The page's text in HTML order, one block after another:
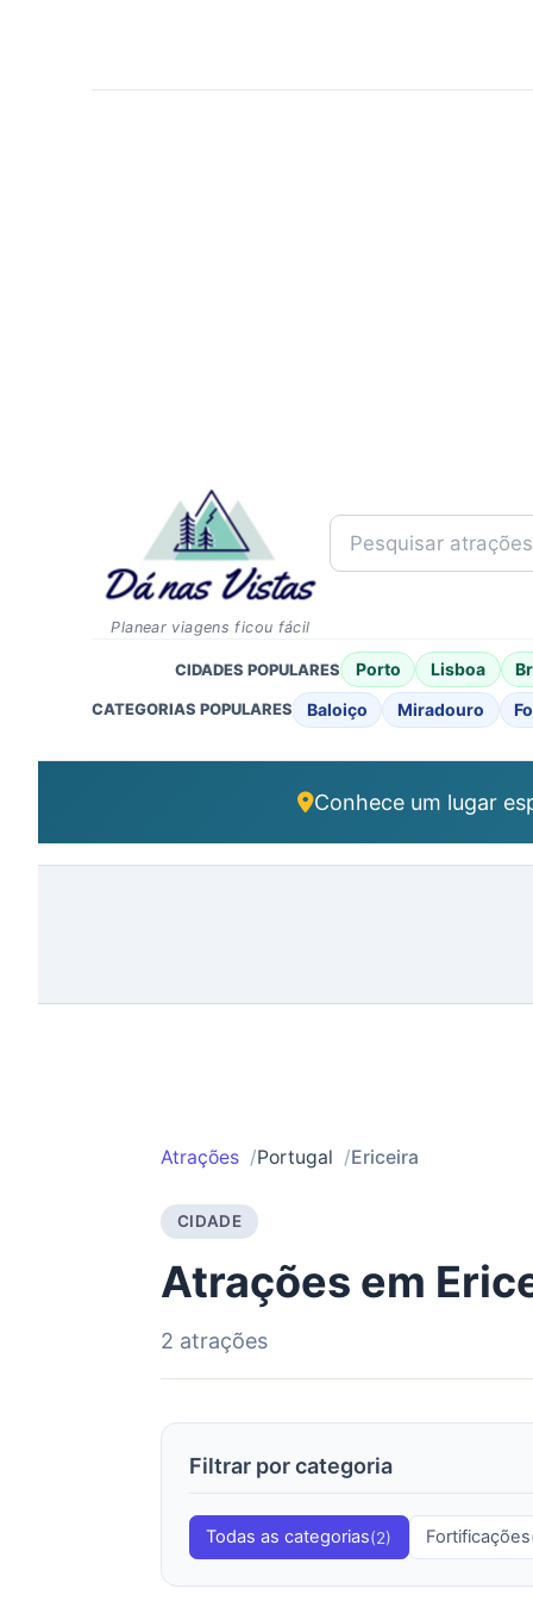
Planear viagens ficou fácil
Pesquisar
CIDADES POPULARES Porto Lisboa
CATEGORIAS POPULARES Baloiço Miradouro
Conhece um lugar
Atrações Portugal Ericeira
CIDADE
Atrações em
2 atrações
Filtrar por categoria
Todas as categorias(2) Fortificações